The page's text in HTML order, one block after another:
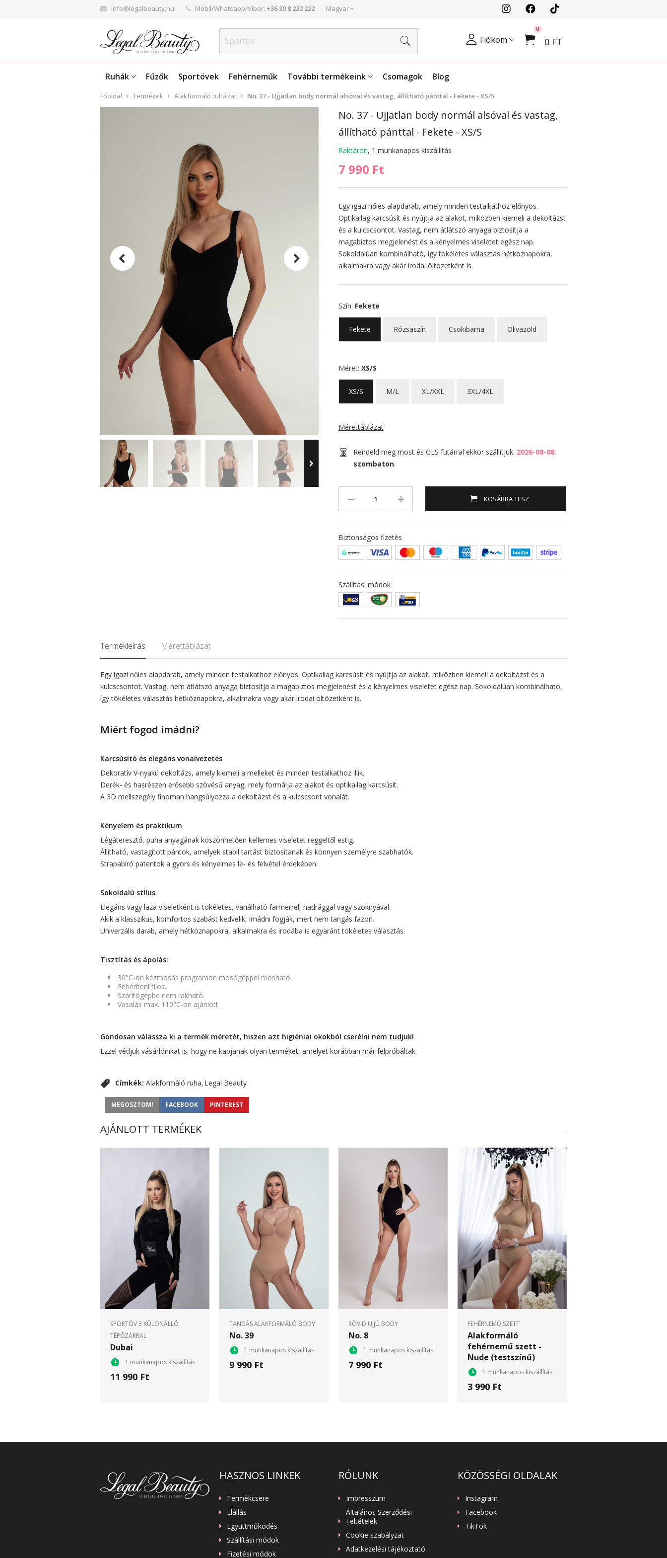
info@legalbeauty.hu Mobil/Whatsapp/Viber: +36 30 8 222 222 Magyar
0
0 FT
Fiókom
Ruhák Fűzők Sportövek Fehérneműk További termékeink Csomagok Blog
Főoldal Termékek Alakformáló ruházat No. 37 - Ujjatlan body normál alsóval és vastag, állítható pánttal - Fekete - XS/S
No. 37 - Ujjatlan body normál alsóval és vastag,
állítható pánttal - Fekete - XS/S
Raktáron, 1 munkanapos kiszállítás
7 990 Ft
Egy igazi nőies alapdarab, amely minden testalkathoz előnyös.
Optikailag karcsúsít és nyújtja az alakot, miközben kiemeli a dekoltázst
és a kulcscsontot. Vastag, nem átlátszó anyaga biztosítja a
magabiztos megjelenést és a kényelmes viseletet egész nap.
Sokoldalúan kombinálható, így tökéletes választás hétköznapokra,
alkalmakra vagy akár irodai öltözetként is.
Szín: Fekete
Fekete Rózsaszín Csokibarna Olivazöld
Méret: XS/S
XS/S M/L XL/XXL 3XL/4XL
Mérettáblázat
Rendeld meg most és GLS futárral ekkor szállítjuk: 2026-08-08,
szombaton.
KOSÁRBA TESZ
Biztonságos fizetés
Szállítási módok
Termékleírás Mérettáblázat
Egy igazi nőies alapdarab, amely minden testalkathoz előnyös. Optikailag karcsúsít és nyújtja az alakot, miközben kiemeli a dekoltázst és a
kulcscsontot. Vastag, nem átlátszó anyaga biztosítja a magabiztos megjelenést és a kényelmes viseletet egész nap. Sokoldalúan kombinálható,
így tökéletes választás hétköznapokra, alkalmakra vagy akár irodai öltözetként is.
Miért fogod imádni?
Karcsúsító és elegáns vonalvezetés
Dekoratív V-nyakú dekoltázs, amely kiemeli a melleket és minden testalkathoz illik.
Derék- és hasrészen erősebb szövésű anyag, mely formálja az alakot és optikailag karcsúsít.
A 3D mellszegély finoman hangsúlyozza a dekoltázst és a kulcscsont vonalát.
Kényelem és praktikum
Légáteresztő, puha anyagának köszönhetően kellemes viseletet reggeltől estig.
Állítható, vastagított pántok, amelyek stabil tartást biztosítanak és könnyen személyre szabhatók.
Strapabíró patentok a gyors és kényelmes le- és felvétel érdekében.
Sokoldalú stílus
Elegáns vagy laza viseletként is tökéletes, variálható farmerrel, nadrággal vagy szoknyával.
Akik a klasszikus, komfortos szabást kedvelik, imádni fogják, mert nem tangás fazon.
Univerzális darab, amely hétköznapokra, alkalmakra és irodába is egyaránt tökéletes választás.
Tisztítás és ápolás:
30°C-on kézmosás programon mosógéppel mosható.
Fehéríteni tilos.
Szárítógépbe nem rakható.
Vasalás max. 110°C-on ajánlott.
Gondosan válassza ki a termék méretét, hiszen azt higiéniai okokból cserélni nem tudjuk!
Ezzel védjük vásárlóinkat is, hogy ne kapjanak olyan terméket, amelyet korábban már felpróbáltak.
Címkék: Alakformáló ruha Legal Beauty
MEGOSZTOM! FACEBOOK PINTEREST
AJÁNLOTT TERMÉKEK
SPORTÖV 3 KÜLÖNÁLLÓ
TÉPŐZÁRRAL
Dubai
1 munkanapos kiszállítás
11 990 Ft
TANGÁS ALAKFORMÁLÓ BODY
No. 39
1 munkanapos kiszállítás
9 990 Ft
RÖVID UJJÚ BODY
No. 8
1 munkanapos kiszállítás
7 990 Ft
FEHÉRNEMŰ SZETT
Alakformáló
fehérnemű szett -
Nude (testszínű)
1 munkanapos kiszállítás
3 990 Ft
HASZNOS LINKEK
Termékcsere
Elállás
Együttműködés
Szállítási módok
Fizetési módok
RÓLUNK
Impresszum
Általános Szerződési
Feltételek
Cookie szabályzat
Adatkezelési tájékoztató
KÖZÖSSÉGI OLDALAK
Instagram
Facebook
TikTok